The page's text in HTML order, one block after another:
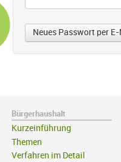
Bürgerhaushalt
Kurzeinführung
Themen
Verfahren im Detail